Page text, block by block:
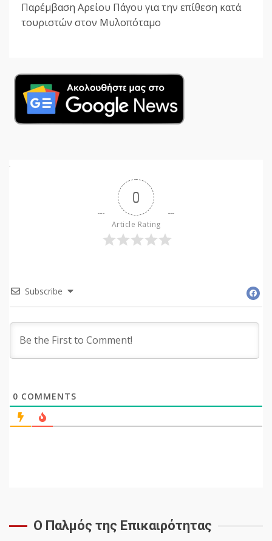
Παρέμβαση Αρείου Πάγου για την επίθεση κατά
τουριστών στον Μυλοπόταμο
0
Article Rating
Subscribe
0 COMMENTS
Ο Παλμός της Επικαιρότητας